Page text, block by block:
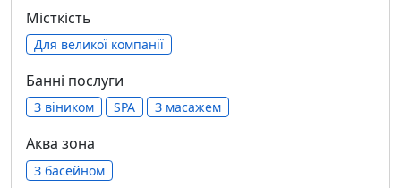
Місткість
Для великої компанії
Банні послуги
З віником SPA З масажем
Аква зона
З басейном